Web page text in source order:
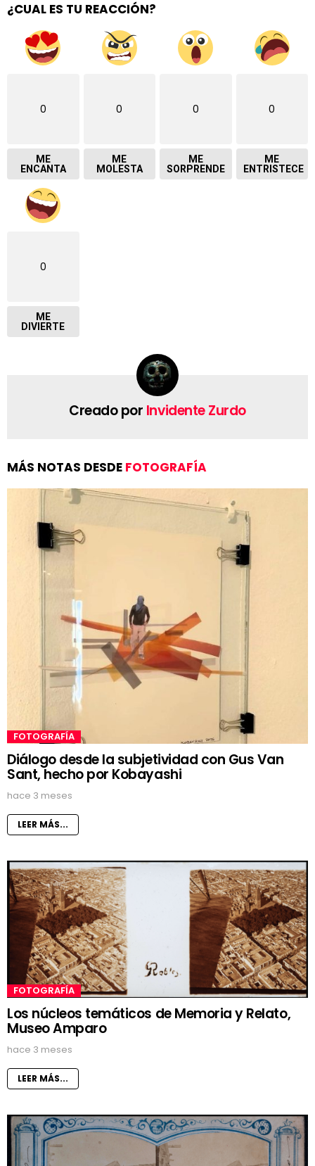
¿CUAL ES TU REACCIÓN?
0
ME
ENCANTA
0
ME
MOLESTA
0
ME
SORPRENDE
0
ME
ENTRISTECE
0
ME
DIVIERTE
Creado por Invidente Zurdo
MÁS NOTAS DESDE FOTOGRAFÍA
FOTOGRAFÍA
Diálogo desde la subjetividad con Gus Van
Sant, hecho por Kobayashi
hace 3 meses
LEER MÁS...
FOTOGRAFÍA
Los núcleos temáticos de Memoria y Relato,
Museo Amparo
hace 3 meses
LEER MÁS...